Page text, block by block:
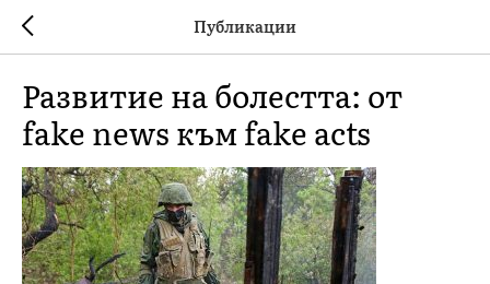
Публикации
Развитие на болестта: от
fake news към fake acts